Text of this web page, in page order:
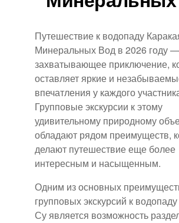
Путешествие к водопаду
Минеральных Вод в 2026 году
захватывающее приключение,
оставляет яркие и
впечатления у каждого
Групповые экскурсии к этому
удивительному природному
обладают рядом преимуществ,
делают путешествие еще более
интересным и насыщенным.
Одним из основных
групповых экскурсий к
Су является возможность